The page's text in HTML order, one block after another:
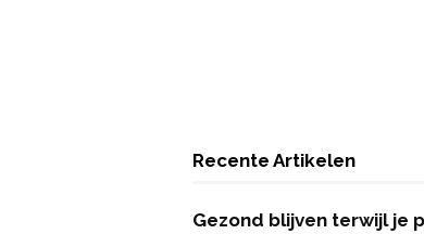
Recente Artikelen
Gezond blijven terwijl je